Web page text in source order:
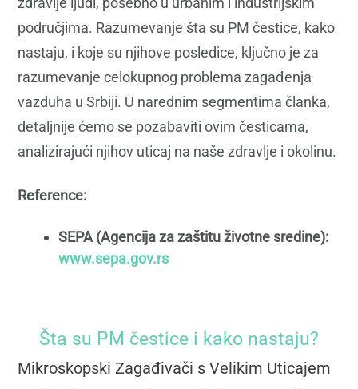
područjima. Razumevanje šta su PM čestice, kako
nastaju, i koje su njihove posledice, ključno je za
razumevanje celokupnog problema zagađenja
vazduha u Srbiji. U narednim segmentima članka,
detaljnije ćemo se pozabaviti ovim česticama,
analizirajući njihov uticaj na naše zdravlje i okolinu.
Reference:
SEPA (Agencija za zaštitu životne sredine):
www.sepa.gov.rs
Šta su PM čestice i kako nastaju?
Mikroskopski Zagađivači s Velikim Uticajem